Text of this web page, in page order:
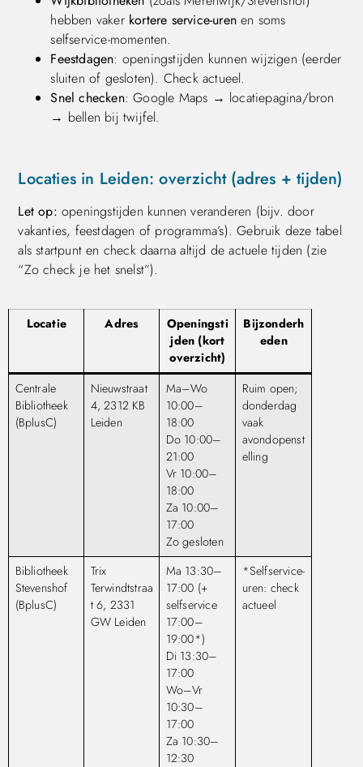
hebben vaker kortere service-uren en soms
selfservice-momenten.
Feestdagen: openingstijden kunnen wijzigen (eerder
sluiten of gesloten). Check actueel.
Snel checken: Google Maps → locatiepagina/bron
→ bellen bij twijfel.
Locaties in Leiden: overzicht (adres + tijden)
Let op: openingstijden kunnen veranderen (bijv. door
vakanties, feestdagen of programma’s). Gebruik deze tabel
als startpunt en check daarna altijd de actuele tijden (zie
“Zo check je het snelst”).
Locatie Adres
Openingsti
jden (kort
overzicht)
Bijzonderh
eden
Centrale
Bibliotheek
(BplusC)
Nieuwstraat
4, 2312 KB
Leiden
Ma–Wo
10:00–
18:00
Do 10:00–
21:00
Vr 10:00–
18:00
Za 10:00–
17:00
Zo gesloten
Ruim open;
donderdag
vaak
avondopenst
elling
Bibliotheek
Stevenshof
(BplusC)
Trix
Terwindtstraa
t 6, 2331
GW Leiden
Ma 13:30–
17:00 (+
selfservice
17:00–
19:00*)
Di 13:30–
17:00
Wo–Vr
10:30–
17:00
Za 10:30–
12:30
*Selfservice-
uren: check
actueel